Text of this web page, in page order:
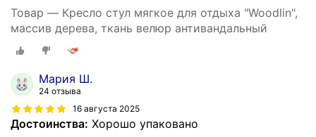
Товар — Кресло стул мягкое для отдыха "Woodlin",
массив дерева, ткань велюр антивандальный
Мария Ш.
24 отзыва
16 августа 2025
Достоинства: Хорошо упаковано